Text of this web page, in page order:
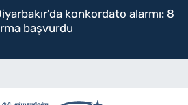
konkordato alarmı: 8
başvurdu